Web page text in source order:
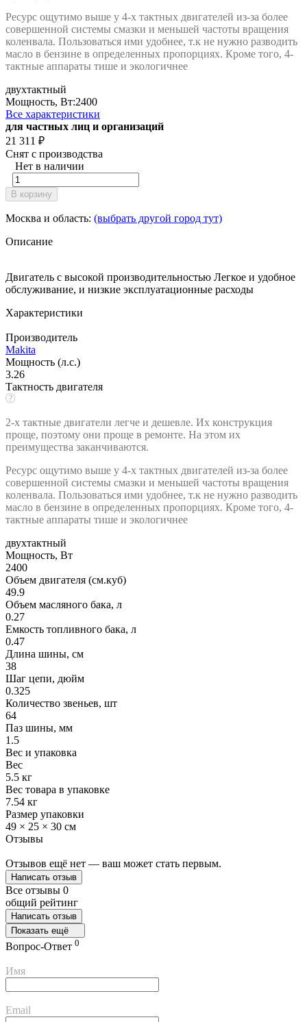
Ресурс ощутимо выше у 4-х тактных двигателей из-за более
совершенной системы смазки и меньшей частоты вращения
коленвала. Пользоваться ими удобнее, т.к не нужно разводить
масло в бензине в определенных пропорциях. Кроме того, 4-
тактные аппараты тише и экологичнее
двухтактный
Мощность, Вт:2400
Все характеристики
для частных лиц и организаций
21 311
₽
Снят с производства
Нет в наличии
В корзину
Москва и область: (выбрать другой город тут)
Описание
Двигатель с высокой производительностью Легкое и удобное
обслуживание, и низкие эксплуатационные расходы
Характеристики
Производитель
Makita
Мощность (л.с.)
3.26
Тактность двигателя
2-х тактные двигатели легче и дешевле. Их конструкция
проще, поэтому они проще в ремонте. На этом их
преимущества заканчиваются.
Ресурс ощутимо выше у 4-х тактных двигателей из-за более
совершенной системы смазки и меньшей частоты вращения
коленвала. Пользоваться ими удобнее, т.к не нужно разводить
масло в бензине в определенных пропорциях. Кроме того, 4-
тактные аппараты тише и экологичнее
двухтактный
Мощность, Вт
2400
Объем двигателя (см.куб)
49.9
Объем масляного бака, л
0.27
Емкость топливного бака, л
0.47
Длина шины, см
38
Шаг цепи, дюйм
0.325
Количество звеньев, шт
64
Паз шины, мм
1.5
Вес и упаковка
Вес
5.5 кг
Вес товара в упаковке
7.54 кг
Размер упаковки
49 × 25 × 30 см
Отзывы
Отзывов ещё нет — ваш может стать первым.
Написать отзыв
Все отзывы 0
общий рейтинг
Написать отзыв
Показать ещё
Вопрос-Ответ 0
Имя
Email